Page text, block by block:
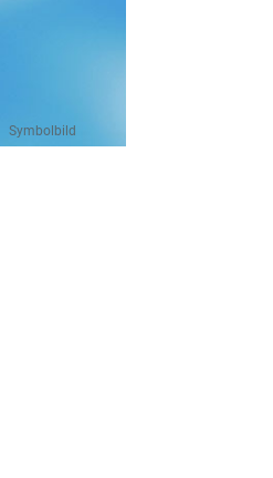
Symbolbild